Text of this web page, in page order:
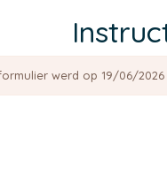
werd op 19/06/